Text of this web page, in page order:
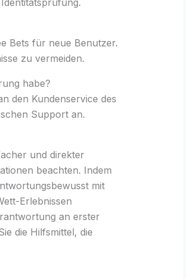
Bets für neue Benutzer.
zu vermeiden.
habe?
den Kundenservice des
Support an.
und direkter
beachten. Indem
mit
Erlebnissen
an erster
die Hilfsmittel, die